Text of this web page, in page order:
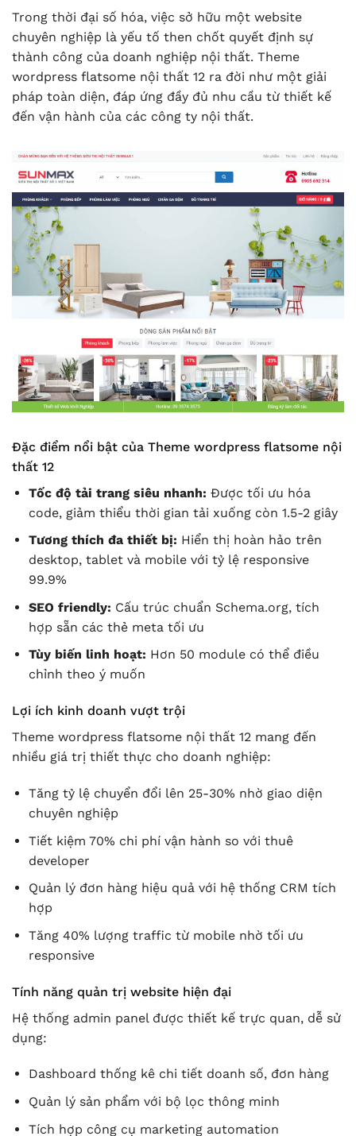
Trong thời đại số hóa, việc sở hữu một website
chuyên nghiệp là yếu tố then chốt quyết định sự
thành công của doanh nghiệp nội thất. Theme
wordpress flatsome nội thất 12 ra đời như một giải
pháp toàn diện, đáp ứng đầy đủ nhu cầu từ thiết kế
đến vận hành của các công ty nội thất.
Đặc điểm nổi bật của Theme wordpress flatsome nội
thất 12
Tốc độ tải trang siêu nhanh: Được tối ưu hóa
code, giảm thiểu thời gian tải xuống còn 1.5-2 giây
Tương thích đa thiết bị: Hiển thị hoàn hảo trên
desktop, tablet và mobile với tỷ lệ responsive
99.9%
SEO friendly: Cấu trúc chuẩn Schema.org, tích
hợp sẵn các thẻ meta tối ưu
Tùy biến linh hoạt: Hơn 50 module có thể điều
chỉnh theo ý muốn
Lợi ích kinh doanh vượt trội
Theme wordpress flatsome nội thất 12 mang đến
nhiều giá trị thiết thực cho doanh nghiệp:
Tăng tỷ lệ chuyển đổi lên 25-30% nhờ giao diện
chuyên nghiệp
Tiết kiệm 70% chi phí vận hành so với thuê
developer
Quản lý đơn hàng hiệu quả với hệ thống CRM tích
hợp
Tăng 40% lượng traffic từ mobile nhờ tối ưu
responsive
Tính năng quản trị website hiện đại
Hệ thống admin panel được thiết kế trực quan, dễ sử
dụng:
Dashboard thống kê chi tiết doanh số, đơn hàng
Quản lý sản phẩm với bộ lọc thông minh
Tích hợp công cụ marketing automation